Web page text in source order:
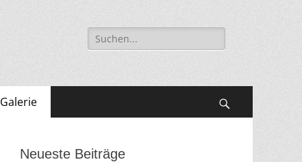
Suche
nach:
Galerie
Neueste Beiträge